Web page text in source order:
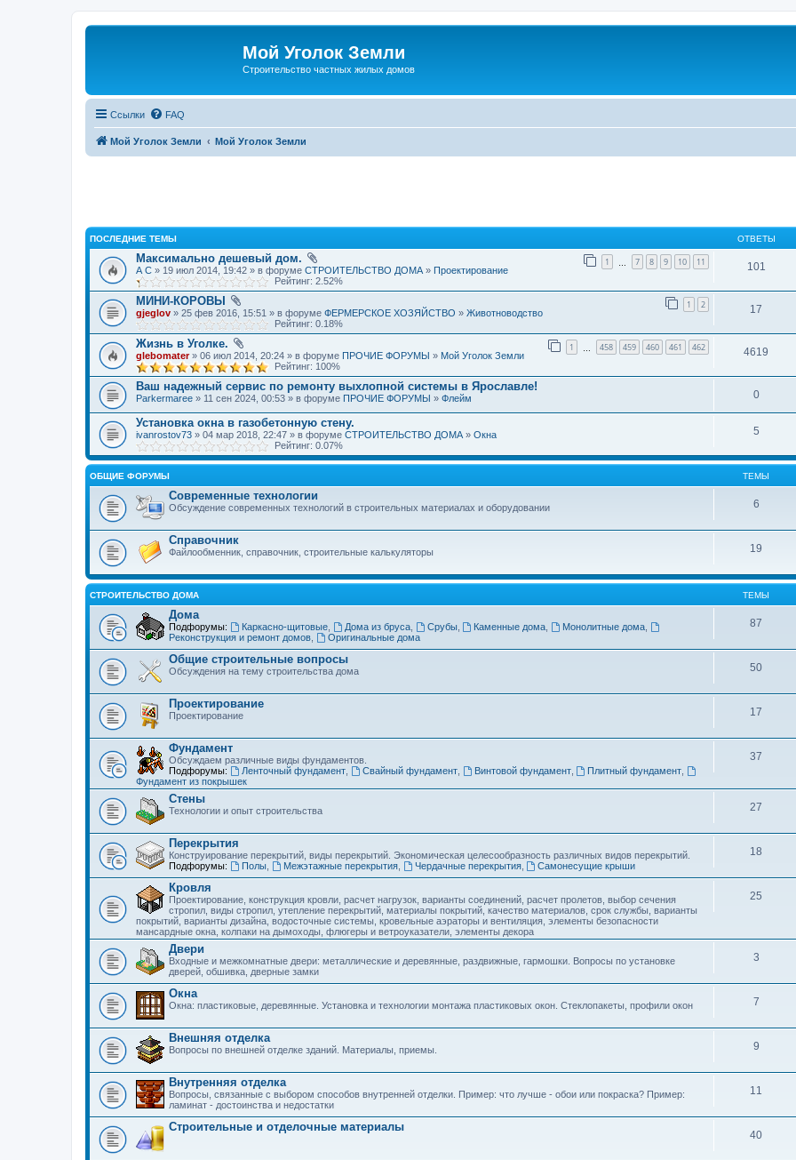
Мой Уголок Земли
Cтроительство частных жилых домов
Ссылки FAQ
Мой Уголок Земли Мой Уголок Земли
ПОСЛЕДНИЕ ТЕМЫ ОТВЕТЫ
Максимально дешевый дом. 1 7 8 9 10 11
А С » 19 июл 2014, 19:42 » в форуме СТРОИТЕЛЬСТВО ДОМА » Проектирование
Рейтинг: 2.52%
101
МИНИ-КОРОВЫ 1 2
gjeglov » 25 фев 2016, 15:51 » в форуме ФЕРМЕРСКОЕ ХОЗЯЙСТВО » Животноводство
Рейтинг: 0.18%
17
Жизнь в Уголке. 1 458 459 460 461 462
glebomater» 06 июл 2014, 20:24 » в форуме ПРОЧИЕ ФОРУМЫ » Мой Уголок Земли
Рейтинг: 100%
4619
Ваш надежный сервис по ремонту выхлопной системы в Ярославле!
Parkermaree » 11 сен 2024, 00:53 » в форуме ПРОЧИЕ ФОРУМЫ » Флейм 0
Установка окна в газобетонную стену.
ivanrostov73 » 04 мар 2018, 22:47 » в форуме СТРОИТЕЛЬСТВО ДОМА » Окна
Рейтинг: 0.07%
5
ОБЩИЕ ФОРУМЫ ТЕМЫ
Современные технологии
Обсуждение современных технологий в строительных материалах и оборудовании 6
Справочник
Файлообменник, справочник, строительные калькуляторы 19
СТРОИТЕЛЬСТВО ДОМА ТЕМЫ
Дома
Подфорумы: Каркасно-щитовые, Дома из бруса, Срубы, Каменные дома Монолитные дома
Реконструкция и ремонт домов
Оригинальные дома
87
Общие строительные вопросы
Обсуждения на тему строительства дома 50
Проектирование
Проектирование 17
Фундамент
Обсуждаем различные виды фундаментов.
Подфорумы:
Ленточный фундамент, Свайный фундамент, Винтовой фундамент, Плитный фундамент
Фундамент из покрышек
37
Стены
Технологии и опыт строительства 27
Перекрытия
Конструирование перекрытий, виды перекрытий. Экономическая целесообразность различных видов перекрытий.
Подфорумы:
Полы, Межэтажные перекрытия, Чердачные перекрытия, Самонесущие крыши
18
Кровля
Проектирование, конструкция кровли, расчет нагрузок, варианты соединений, расчет пролетов, выбор сечения
стропил, виды стропил, утепление перекрытий, материалы покрытий, качество материалов, срок службы, варианты
покрытий, варианты дизайна, водосточные системы, кровельные аэраторы и вентиляция, элементы безопасности
мансардные окна, колпаки на дымоходы, флюгеры и ветроуказатели, элементы декора
25
Двери
Входные и межкомнатные двери: металлические и деревянные, раздвижные, гармошки. Вопросы по установке
дверей, обшивка, дверные замки
3
Окна
Окна: пластиковые, деревянные. Установка и технологии монтажа пластиковых окон. Стеклопакеты, профили окон 7
Внешняя отделка
Вопросы по внешней отделке зданий. Материалы, приемы. 9
Внутренняя отделка
Вопросы, связанные с выбором способов внутренней отделки. Пример: что лучше - обои или покраска? Пример:
ламинат - достоинства и недостатки
11
Строительные и отделочные материалы
40